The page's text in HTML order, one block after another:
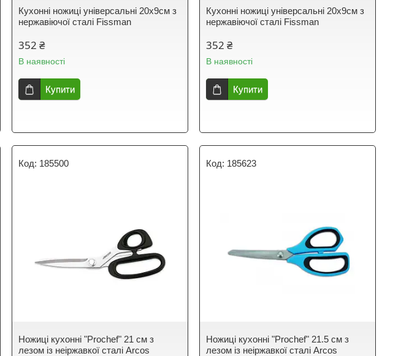
Кухонні ножиці універсальні 20х9см з
нержавіючої сталі Fissman
352 ₴
В наявності
Купити
Кухонні ножиці універсальні 20х9см з
нержавіючої сталі Fissman
352 ₴
В наявності
Купити
185500
Ножиці кухонні "Prochef" 21 см з
лезом із неіржавкої сталі Arcos
185623
Ножиці кухонні "Prochef" 21.5 см з
лезом із неіржавкої сталі Arcos